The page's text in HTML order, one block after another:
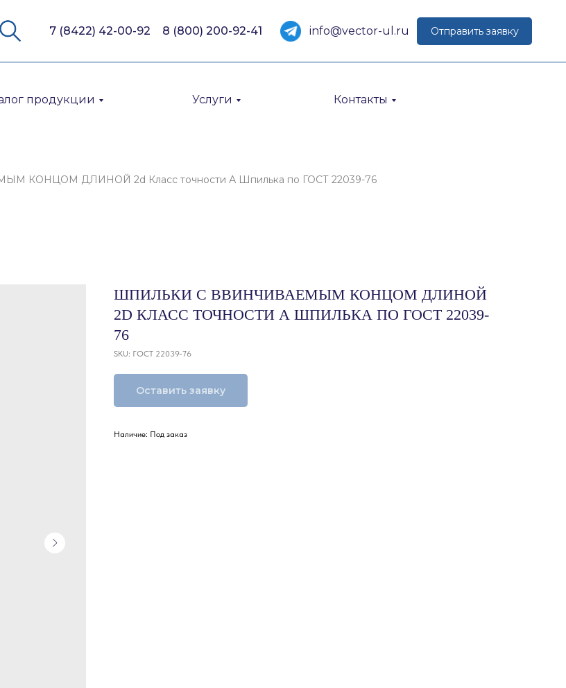
7 (8422) 42-00-92 Отправить заявку
8 (800) 200-92-41 info@vector-ul.ru
продукции Услуги Контакты
КОНЦОМ ДЛИНОЙ 2d Класс точности А Шпилька по ГОСТ 22039-76
ШПИЛЬКИ С ВВИНЧИВАЕМЫМ КОНЦОМ ДЛИНОЙ
2D КЛАСС ТОЧНОСТИ А ШПИЛЬКА ПО ГОСТ 22039-
76
SKU: ГОСТ 22039-76
Оставить заявку
Наличие: Под заказ